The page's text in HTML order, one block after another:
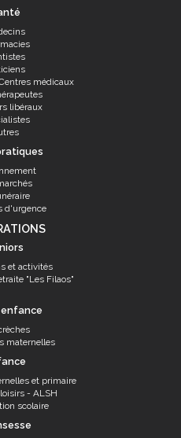
médicaux
libéraux
d'urgence
et activités
"Les Filaos"
maternelles
et primaire
- ALSH
scolaire